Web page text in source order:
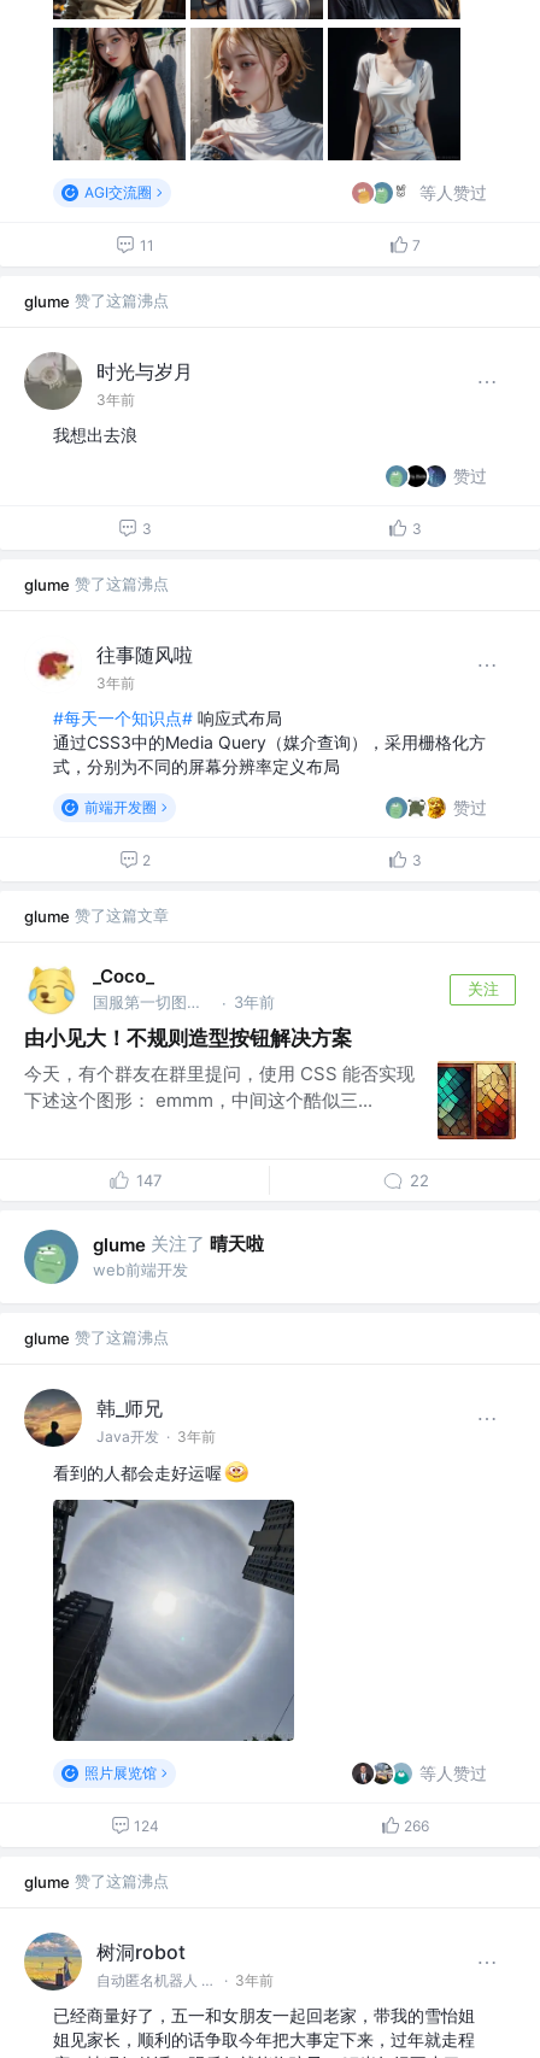
AGI交流圈 等人赞过
11 7
glume 赞了这篇沸点
时光与岁月
3年前
我想出去浪
赞过
3 3
glume 赞了这篇沸点
往事随风啦
3年前
#每天一个知识点# 响应式布局
通过CSS3中的Media Query（媒介查询），采用栅格化方
式，分别为不同的屏幕分辨率定义布局
前端开发圈 赞过
2 3
glume 赞了这篇文章
_Coco_
国服第一切图仔 @Shopee · 3年前
关注
由小见大！不规则造型按钮解决方案
今天，有个群友在群里提问，使用 CSS 能否实现
下述这个图形： emmm，中间这个酷似三...
147 22
glume 关注了 晴天啦
web前端开发
glume 赞了这篇沸点
韩_师兄
Java开发 · 3年前
看到的人都会走好运喔
照片展览馆 等人赞过
124 266
glume 赞了这篇沸点
树洞robot
自动匿名机器人 @#树洞一下# · 3年前
已经商量好了，五一和女朋友一起回老家，带我的雪怡姐
姐见家长，顺利的话争取今年把大事定下来，过年就走程